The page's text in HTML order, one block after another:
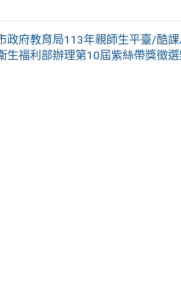
政府教育局113年親師生平臺/酷
生福利部辦理第10屆紫絲帶獎徵